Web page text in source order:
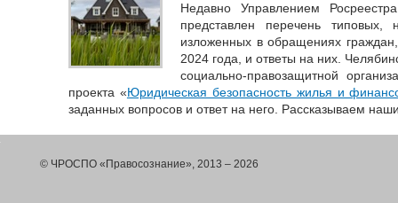
Недавно Управлением
представлен перечень типовых,
изложенных в обращениях
2024 года, и ответы на них.
социально-правозащитной
проекта «Юридическая безопасность жилья и
заданных вопросов и ответ на него. Рассказываем
© ЧРОСПО «Правосознание», 2013 – 2026